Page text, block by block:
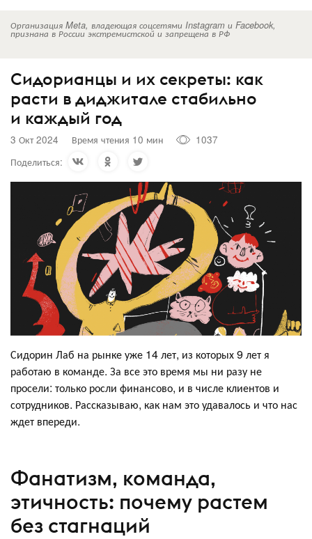
Организация Meta, владеющая соцсетями Instagram и Facebook,
признана в России экстремистской и запрещена в РФ
Сидорианцы и их секреты: как
расти в диджитале стабильно
и каждый год
3 Окт 2024 Время чтения 10 мин
1037
Поделиться:
Сидорин Лаб на рынке уже 14 лет, из которых 9 лет я
работаю в команде. За все это время мы ни разу не
просели: только росли финансово, и в числе клиентов и
сотрудников. Рассказываю, как нам это удавалось и что нас
ждет впереди.
Фанатизм, команда,
этичность: почему растем
без стагнаций